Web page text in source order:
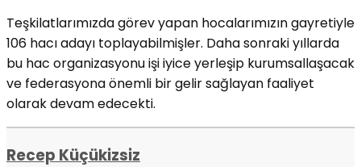
Teşkilatlarımızda görev yapan hocalarımızın gayretiyle
106 hacı adayı toplayabilmişler. Daha sonraki yıllarda
bu hac organizasyonu işi iyice yerleşip kurumsallaşacak
ve federasyona önemli bir gelir sağlayan faaliyet
olarak devam edecekti.
Recep Küçükizsiz